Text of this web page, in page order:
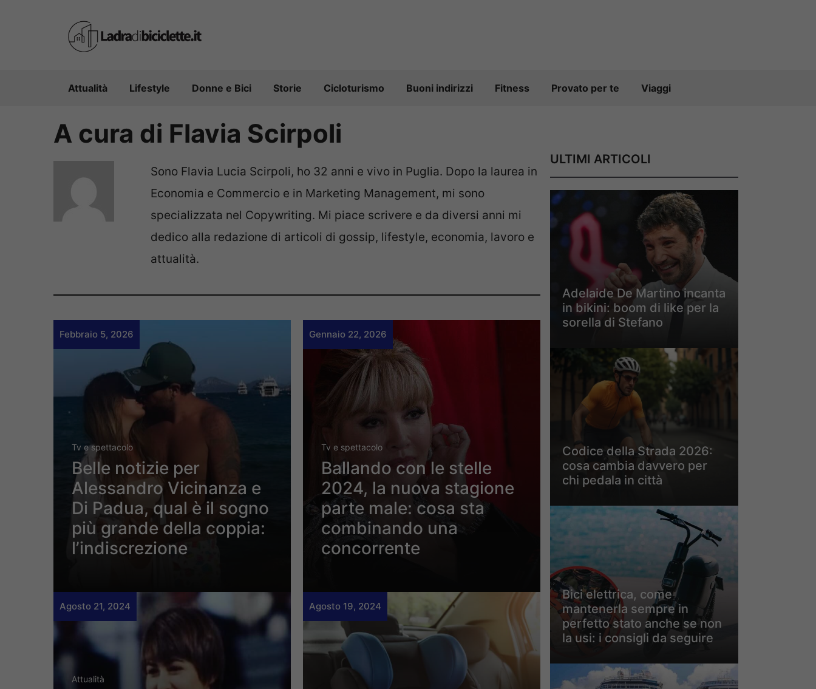
Attualità Lifestyle Donne e Bici Storie Cicloturismo Buoni indirizzi Fitness Provato per te Viaggi
A cura di Flavia Scirpoli
Sono Flavia Lucia Scirpoli, ho 32 anni e vivo in Puglia. Dopo la laurea in
Economia e Commercio e in Marketing Management, mi sono
specializzata nel Copywriting. Mi piace scrivere e da diversi anni mi
dedico alla redazione di articoli di gossip, lifestyle, economia, lavoro e
attualità.
Febbraio 5, 2026
Tv e spettacolo
Belle notizie per
Alessandro Vicinanza e
Di Padua, qual è il sogno
più grande della coppia:
l’indiscrezione
Gennaio 22, 2026
Tv e spettacolo
Ballando con le stelle
2024, la nuova stagione
parte male: cosa sta
combinando una
concorrente
Agosto 21, 2024
Attualità
Agosto 19, 2024
ULTIMI ARTICOLI
Adelaide De Martino incanta
in bikini: boom di like per la
sorella di Stefano
Codice della Strada 2026:
cosa cambia davvero per
chi pedala in città
Bici elettrica, come
mantenerla sempre in
perfetto stato anche se non
la usi: i consigli da seguire